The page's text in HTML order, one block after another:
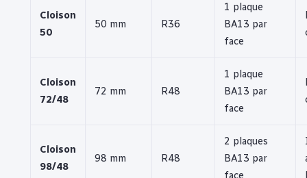
Cloison
50
50 mm R36
1 plaque
BA13 par
face
Cloison
72/48
72 mm R48
1 plaque
BA13 par
face
Cloison
98/48
98 mm R48
2 plaques
BA13 par